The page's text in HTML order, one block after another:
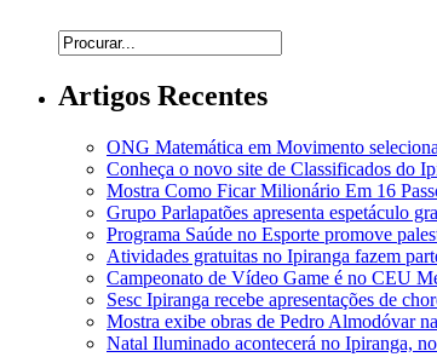
Artigos Recentes
ONG Matemática em Movimento
Conheça o novo site de Classificados do
Mostra Como Ficar Milionário Em 16
Grupo Parlapatões apresenta espetáculo
Programa Saúde no Esporte promove
Atividades gratuitas no Ipiranga fazem
Campeonato de Vídeo Game é no CEU
Sesc Ipiranga recebe apresentações de
Mostra exibe obras de Pedro Almodóvar
Natal Iluminado acontecerá no Ipiranga,